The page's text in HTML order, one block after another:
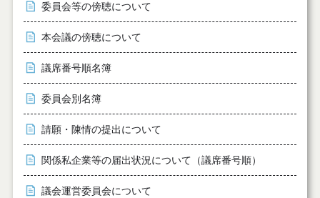
委員会等の傍聴について
本会議の傍聴について
議席番号順名簿
委員会別名簿
請願・陳情の提出について
関係私企業等の届出状況について（議席番号順）
議会運営委員会について